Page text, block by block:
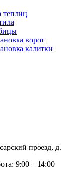
теплиц
ворот
калитки
проезд,
9:00 – 14:00